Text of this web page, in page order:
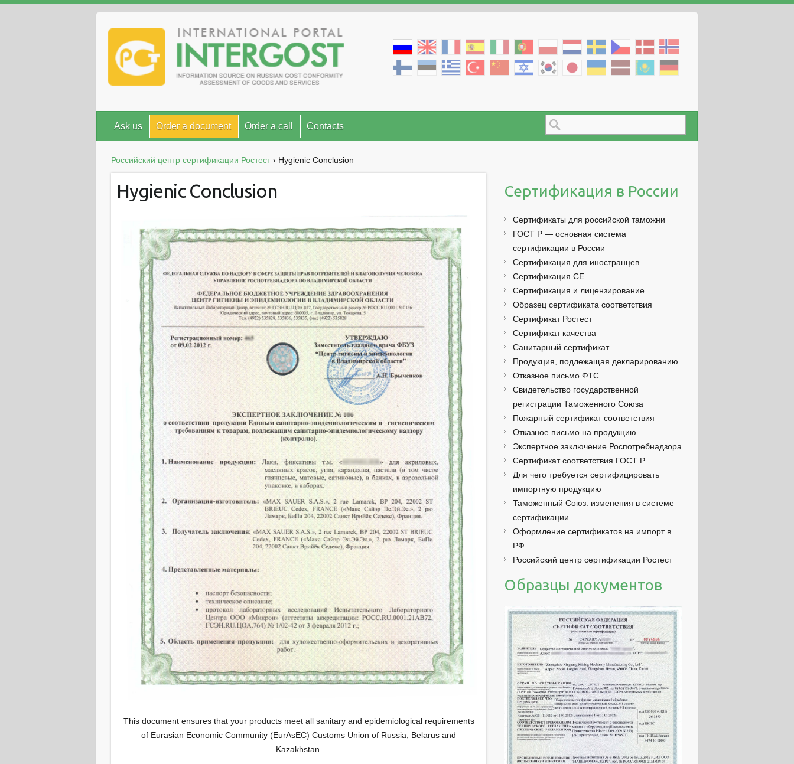
Ask us Order a document Order a call Contacts
Российский центр сертификации Ростест › Hygienic Conclusion
Hygienic Conclusion
This document ensures that your products meet all sanitary and epidemiological requirements
of Eurasian Economic Community (EurAsEC) Customs Union of Russia, Belarus and
Kazakhstan.
Сертификация в России
Сертификаты для российской таможни
ГОСТ Р — основная система
сертификации в России
Сертификация для иностранцев
Сертификация СЕ
Сертификация и лицензирование
Образец сертификата соответствия
Сертификат Ростест
Сертификат качества
Санитарный сертификат
Продукция, подлежащая декларированию
Отказное письмо ФТС
Свидетельство государственной
регистрации Таможенного Союза
Пожарный сертификат соответствия
Отказное письмо на продукцию
Экспертное заключение Роспотребнадзора
Сертификат соответствия ГОСТ Р
Для чего требуется сертифицировать
импортную продукцию
Таможенный Союз: изменения в системе
сертификации
Оформление сертификатов на импорт в
РФ
Российский центр сертификации Ростест
Образцы документов